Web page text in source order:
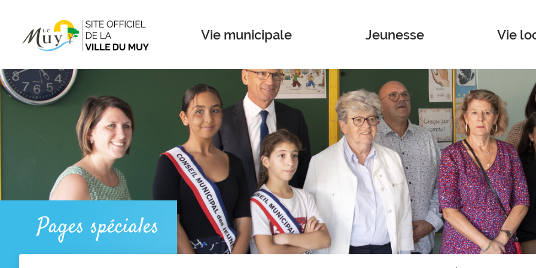
Vie municipale Jeunesse Vie
Pages spéciales